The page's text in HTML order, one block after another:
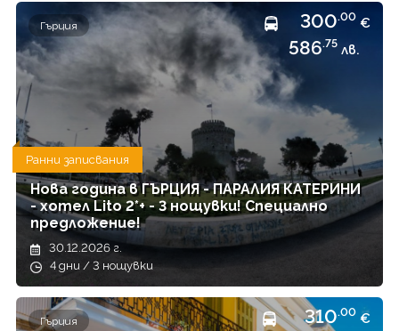
Гърция 300.00 €
586.75 лв.
Ранни записвания
Нова година в ГЪРЦИЯ - ПАРАЛИЯ КАТЕРИНИ
- хотел Lito 2*+ - 3 нощувки! Специално
предложение!
30.12.2026 г.
4 дни / 3 нощувки
Гърция 310.00 €